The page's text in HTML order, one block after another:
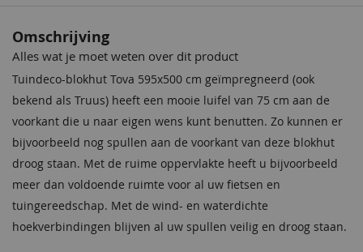
Impregneervloeistof
zwart, 2,5L
37,95
Impregneervloeistof Red
Class Wood, 2,5L
37,95
Materiaal
Houtsoort Geschaafd, gedroogd vuren
Ramen 2 (te openen)
Wanddikte 44 mm
Garantie
Op dit product ontvangt u 5 jaar
garantie
Omschrijving
Alles wat je moet weten over dit product
Tuindeco-blokhut Tova 595x500 cm geïmpregneerd (ook
bekend als Truus) heeft een mooie luifel van 75 cm aan de
voorkant die u naar eigen wens kunt benutten. Zo kunnen er
bijvoorbeeld nog spullen aan de voorkant van deze blokhut
droog staan. Met de ruime oppervlakte heeft u bijvoorbeeld
meer dan voldoende ruimte voor al uw fietsen en
tuingereedschap. Met de wind- en waterdichte
hoekverbindingen blijven al uw spullen veilig en droog staan.